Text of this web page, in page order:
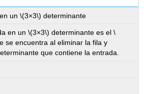
un\(3×3\) determinante
en un\(3×3\) determinante es el\
se encuentra al eliminar la fila y
que contiene la entrada.